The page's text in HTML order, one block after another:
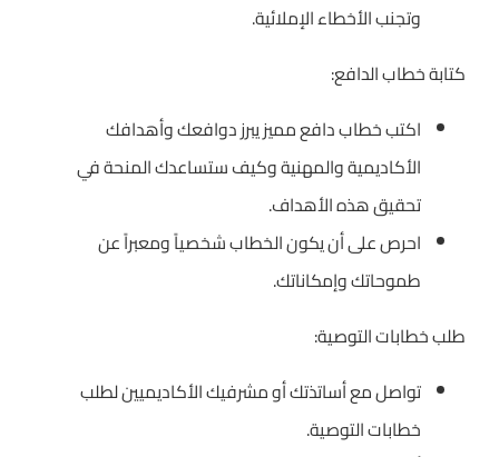
وتجنب الأخطاء الإملائية.
كتابة خطاب الدافع:
اكتب خطاب دافع مميز يبرز دوافعك وأهدافك
الأكاديمية والمهنية وكيف ستساعدك المنحة في
تحقيق هذه الأهداف.
احرص على أن يكون الخطاب شخصياً ومعبراً عن
طموحاتك وإمكاناتك.
طلب خطابات التوصية:
تواصل مع أساتذتك أو مشرفيك الأكاديميين لطلب
خطابات التوصية.